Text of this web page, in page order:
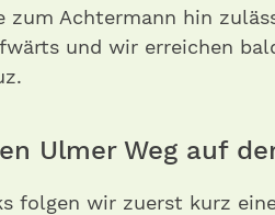
zum Achtermann hin
und wir erreichen
Ulmer Weg auf
folgen wir zuerst kurz